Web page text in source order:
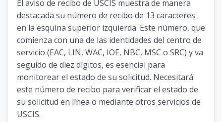
El aviso de recibo de USCIS muestra de manera
destacada su número de recibo de 13 caracteres
en la esquina superior izquierda. Este número, que
comienza con una de las identidades del centro de
servicio (EAC, LIN, WAC, IOE, NBC, MSC o SRC) y va
seguido de diez dígitos, es esencial para
monitorear el estado de su solicitud. Necesitará
este número de recibo para verificar el estado de
su solicitud en línea o mediante otros servicios de
USCIS.